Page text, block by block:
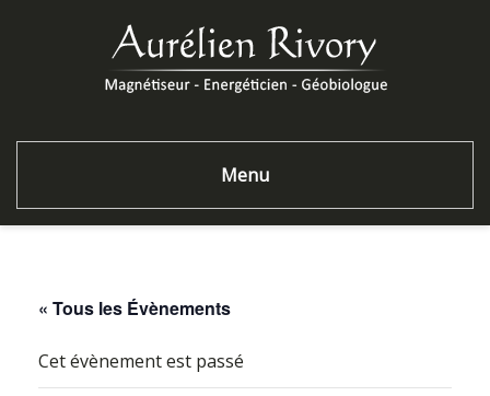
Menu
« Tous les Évènements
Cet évènement est passé